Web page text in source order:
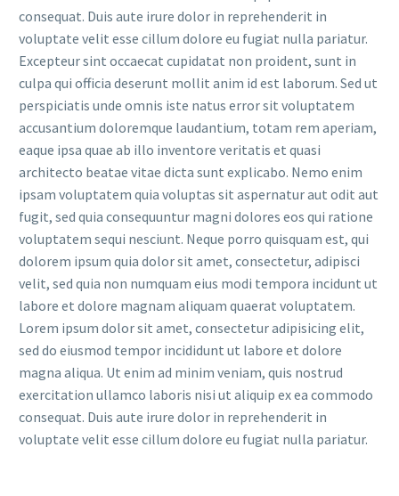
consequat. Duis aute irure dolor in reprehenderit in
voluptate velit esse cillum dolore eu fugiat nulla pariatur.
Excepteur sint occaecat cupidatat non proident, sunt in
culpa qui officia deserunt mollit anim id est laborum. Sed ut
perspiciatis unde omnis iste natus error sit voluptatem
accusantium doloremque laudantium, totam rem aperiam,
eaque ipsa quae ab illo inventore veritatis et quasi
architecto beatae vitae dicta sunt explicabo. Nemo enim
ipsam voluptatem quia voluptas sit aspernatur aut odit aut
fugit, sed quia consequuntur magni dolores eos qui ratione
voluptatem sequi nesciunt. Neque porro quisquam est, qui
dolorem ipsum quia dolor sit amet, consectetur, adipisci
velit, sed quia non numquam eius modi tempora incidunt ut
labore et dolore magnam aliquam quaerat voluptatem.
Lorem ipsum dolor sit amet, consectetur adipisicing elit,
sed do eiusmod tempor incididunt ut labore et dolore
magna aliqua. Ut enim ad minim veniam, quis nostrud
exercitation ullamco laboris nisi ut aliquip ex ea commodo
consequat. Duis aute irure dolor in reprehenderit in
voluptate velit esse cillum dolore eu fugiat nulla pariatur.